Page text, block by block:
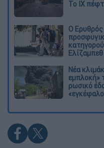
Το ΙΧ
Ο Ερυθρός
Ελίζαμπεθ
Νέα
εμπλοκή»
ρωσικό